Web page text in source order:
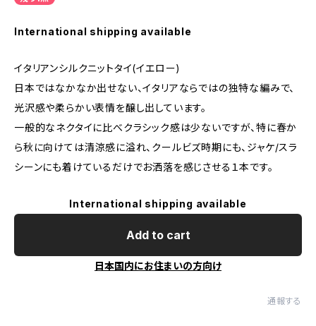
International shipping available
イタリアンシルクニットタイ(イエロー)
日本ではなかなか出せない、イタリアならではの独特な編みで、
光沢感や柔らかい表情を醸し出しています。
一般的なネクタイに比べクラシック感は少ないですが、特に春か
ら秋に向けては清涼感に溢れ、クールビズ時期にも、ジャケ/スラ
シーンにも着けているだけでお洒落を感じさせる１本です。
International shipping available
Add to cart
日本国内にお住まいの方向け
通報する